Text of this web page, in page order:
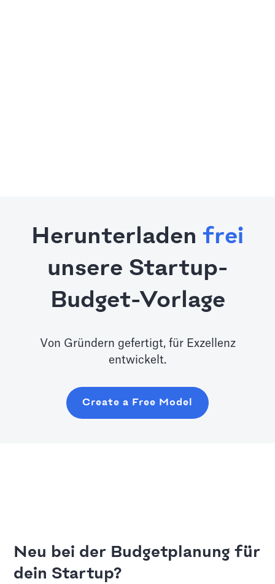
Herunterladen frei
unsere Startup-
Budget-Vorlage
Von Gründern gefertigt, für Exzellenz
entwickelt.
Create a Free Model
Neu bei der Budgetplanung für
dein Startup?